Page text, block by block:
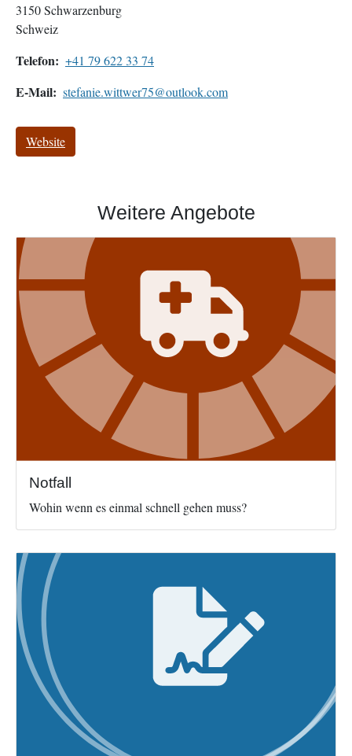
3150Schwarzenburg
Schweiz
Telefon +41 79 622 33 74
E-Mail stefanie.wittwer75@outlook.com
Website
Weitere Angebote
Image
Notfall
Wohin wenn es einmal schnell gehen muss?
Image